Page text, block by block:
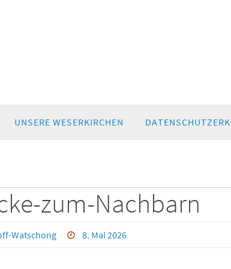
UNSERE WESERKIRCHEN
zum-Nachbarn
Watschong 8. Mai 2026